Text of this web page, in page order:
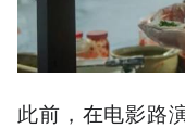
此前，在电影路